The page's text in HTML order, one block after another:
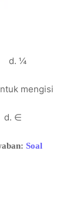
¼
mengisi
∈
Soal